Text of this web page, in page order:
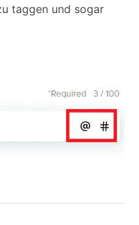
taggen und sogar